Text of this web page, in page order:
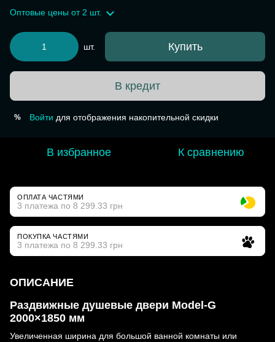
Оптовые цены от 2 шт.
шт. Купить
В кредит
% Войти для отображения накопительной скидки
В избранное К сравнению
ОПЛАТА ЧАСТЯМИ
3 платежа по 8 299.33 грн
ПОКУПКА ЧАСТЯМИ
3 платежа по 8 299.33 грн
ОПИСАНИЕ
Раздвижные душевые двери Model-G
2000×1850 мм
Увеличенная ширина для большой ванной комнаты или